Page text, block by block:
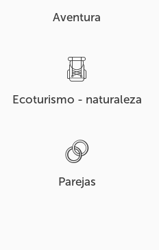
Aventura
Ecoturismo - naturaleza
Parejas